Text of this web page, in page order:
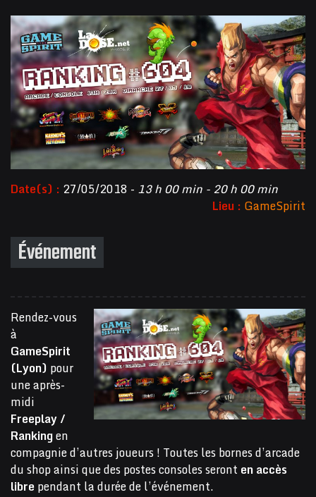
Date(s) : 27/05/2018 - 13 h 00 min - 20 h 00 min
Lieu : GameSpirit
Événement
Rendez-vous
à
GameSpirit
(Lyon) pour
une après-
midi
Freeplay /
Rankingen
compagnie d’autres joueurs ! Toutes les bornes d’arcade
du shop ainsi que des postes consoles seront en accès
librependant la durée de l’événement.